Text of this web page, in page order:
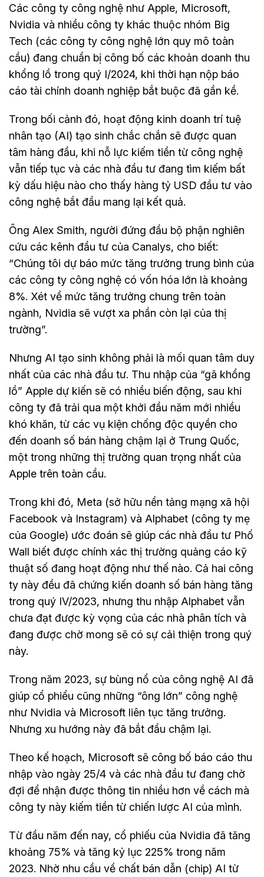
Các công ty công nghệ như Apple, Microsoft,
Nvidia và nhiều công ty khác thuộc nhóm Big
Tech (các công ty công nghệ lớn quy mô toàn
cầu) đang chuẩn bị công bố các khoản doanh thu
khổng lồ trong quý I/2024, khi thời hạn nộp báo
cáo tài chính doanh nghiệp bắt buộc đã gần kề.
Trong bối cảnh đó, hoạt động kinh doanh trí tuệ
nhân tạo (AI) tạo sinh chắc chắn sẽ được quan
tâm hàng đầu, khi nỗ lực kiếm tiền từ công nghệ
vẫn tiếp tục và các nhà đầu tư đang tìm kiếm bất
kỳ dấu hiệu nào cho thấy hàng tỷ USD đầu tư vào
công nghệ bắt đầu mang lại kết quả.
Ông Alex Smith, người đứng đầu bộ phận nghiên
cứu các kênh đầu tư của Canalys, cho biết:
“Chúng tôi dự báo mức tăng trưởng trung bình của
các công ty công nghệ có vốn hóa lớn là khoảng
8%. Xét về mức tăng trưởng chung trên toàn
ngành, Nvidia sẽ vượt xa phần còn lại của thị
trường”.
Nhưng AI tạo sinh không phải là mối quan tâm duy
nhất của các nhà đầu tư. Thu nhập của “gã khổng
lồ” Apple dự kiến sẽ có nhiều biến động, sau khi
công ty đã trải qua một khởi đầu năm mới nhiều
khó khăn, từ các vụ kiện chống độc quyền cho
đến doanh số bán hàng chậm lại ở Trung Quốc,
một trong những thị trường quan trọng nhất của
Apple trên toàn cầu.
Trong khi đó, Meta (sở hữu nền tảng mạng xã hội
Facebook và Instagram) và Alphabet (công ty mẹ
của Google) ước đoán sẽ giúp các nhà đầu tư Phố
Wall biết được chính xác thị trường quảng cáo kỹ
thuật số đang hoạt động như thế nào. Cả hai công
ty này đều đã chứng kiến doanh số bán hàng tăng
trong quý IV/2023, nhưng thu nhập Alphabet vẫn
chưa đạt được kỳ vọng của các nhà phân tích và
đang được chờ mong sẽ có sự cải thiện trong quý
này.
Trong năm 2023, sự bùng nổ của công nghệ AI đã
giúp cổ phiểu cũng những “ông lớn” công nghệ
như Nvidia và Microsoft liên tục tăng trưởng.
Nhưng xu hướng này đã bắt đầu chậm lại.
Theo kế hoạch, Microsoft sẽ công bố báo cáo thu
nhập vào ngày 25/4 và các nhà đầu tư đang chờ
đợi để nhận được thông tin nhiều hơn về cách mà
công ty này kiếm tiền từ chiến lược AI của mình.
Từ đầu năm đến nay, cổ phiếu của Nvidia đã tăng
khoảng 75% và tăng kỷ lục 225% trong năm
2023. Nhờ nhu cầu về chất bán dẫn (chip) AI từ